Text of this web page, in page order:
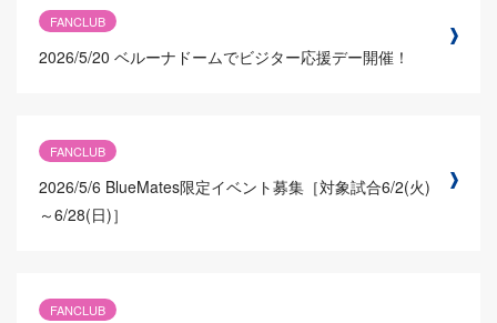
FANCLUB
2026/5/20 ベルーナドームでビジター応援デー開催！
FANCLUB
2026/5/6 BlueMates限定イベント募集［対象試合6/2(火)
～6/28(日)］
FANCLUB